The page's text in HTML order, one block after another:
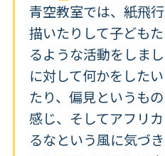
青空教室では、紙飛
描いたりして子ども
るような活動をしま
に対して何かをした
たり、偏見というも
感じ、そしてアフリ
るなという風に気づ